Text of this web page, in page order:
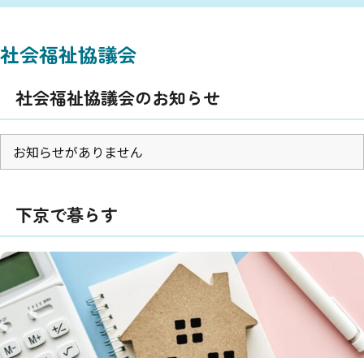
社会福祉協議会
社会福祉協議会のお知らせ
お知らせがありません
下京で暮らす